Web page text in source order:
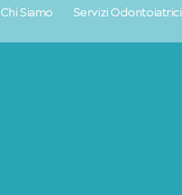
Chi Siamo Servizi Odontoiatrici